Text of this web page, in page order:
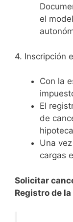
el
4. Inscripción
Con la
El
de
Una
cargas
Solicitar
Registro de